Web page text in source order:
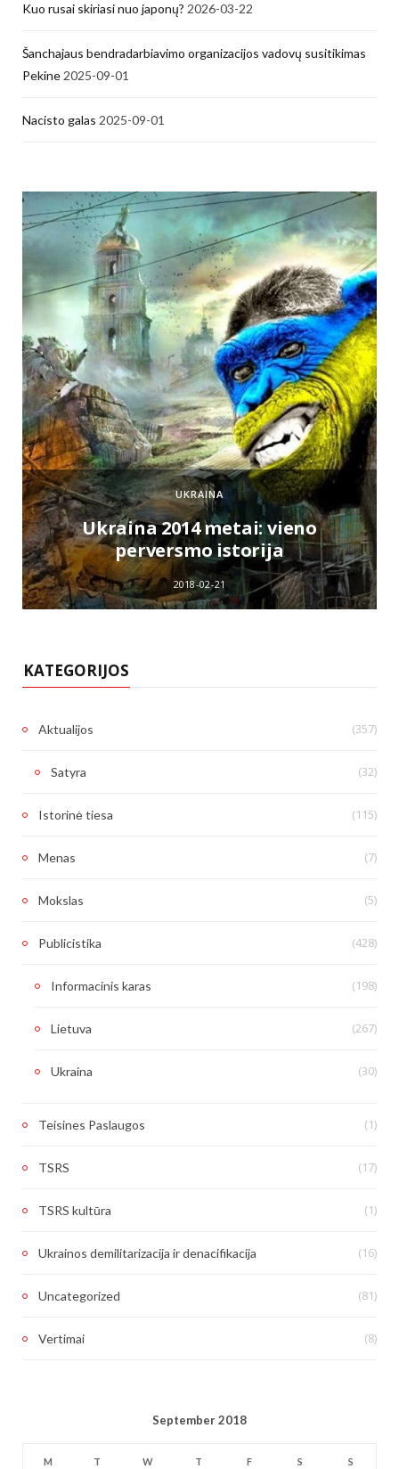
Kuo rusai skiriasi nuo japonų? 2026-03-22
Šanchajaus bendradarbiavimo organizacijos vadovų susitikimas
Pekine2025-09-01
Nacisto galas 2025-09-01
UKRAINA
Ukraina 2014 metai: vieno
perversmo istorija
2018-02-21
KATEGORIJOS
Aktualijos (357)
Satyra (32)
Istorinė tiesa (115)
Menas (7)
Mokslas (5)
Publicistika (428)
Informacinis karas (198)
Lietuva (267)
Ukraina (30)
Teisines Paslaugos (1)
TSRS (17)
TSRS kultūra (1)
Ukrainos demilitarizacija ir denacifikacija (16)
Uncategorized (81)
Vertimai (8)
September 2018
M T W T F S S